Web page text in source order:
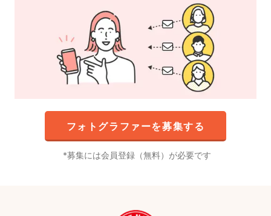
フォトグラファーを募集する
募集には会員登録（無料）が必要です